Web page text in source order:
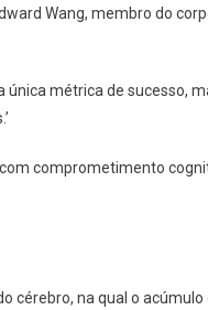
Wang, membro do
métrica de sucesso,
comprometimento
cérebro, na qual o